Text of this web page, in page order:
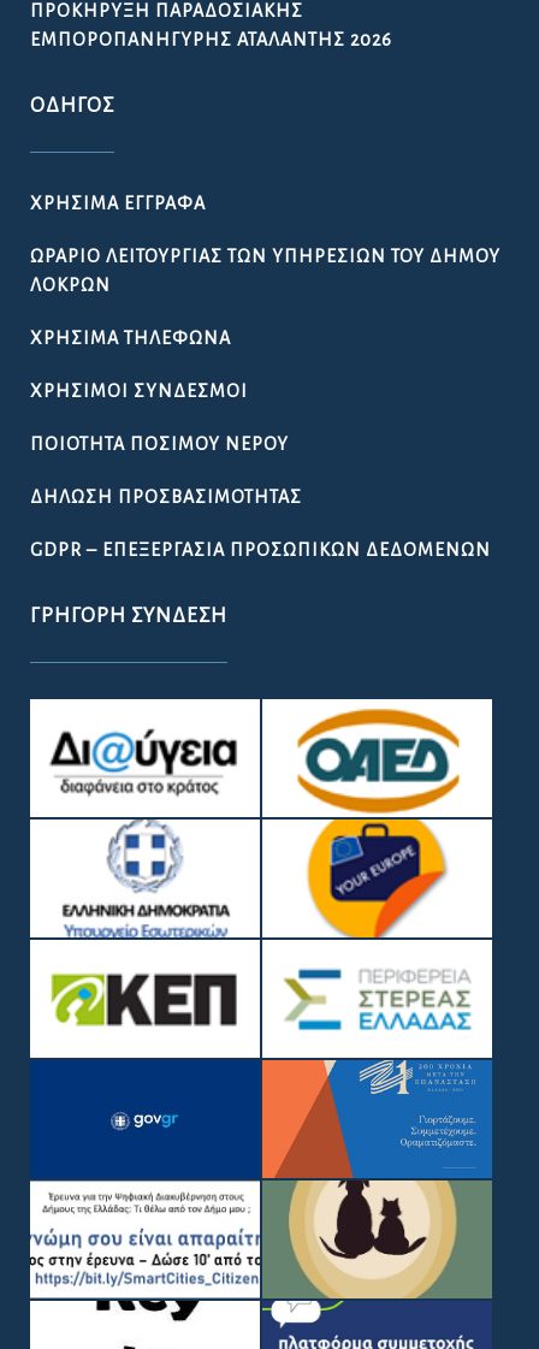
ΠΡΟΚΉΡΥΞΗ ΠΑΡΑΔΟΣΙΑΚΉΣ
ΕΜΠΟΡΟΠΑΝΉΓΥΡΗΣ ΑΤΑΛΆΝΤΗΣ 2026
ΟΔΗΓΌΣ
ΧΡΉΣΙΜΑ ΈΓΓΡΑΦΑ
ΩΡΆΡΙΟ ΛΕΙΤΟΥΡΓΊΑΣ ΤΩΝ ΥΠΗΡΕΣΙΏΝ ΤΟΥ ΔΉΜΟΥ
ΛΟΚΡΏΝ
ΧΡΉΣΙΜΑ ΤΗΛΈΦΩΝΑ
ΧΡΉΣΙΜΟΙ ΣΎΝΔΕΣΜΟΙ
ΠΟΙΌΤΗΤΑ ΠΌΣΙΜΟΥ ΝΕΡΟΎ
ΔΉΛΩΣΗ ΠΡΟΣΒΑΣΙΜΌΤΗΤΑΣ
GDPR – ΕΠΕΞΕΡΓΑΣΙΑ ΠΡΟΣΩΠΙΚΩΝ ΔΕΔΟΜΕΝΩΝ
ΓΡΉΓΟΡΗ ΣΎΝΔΕΣΗ